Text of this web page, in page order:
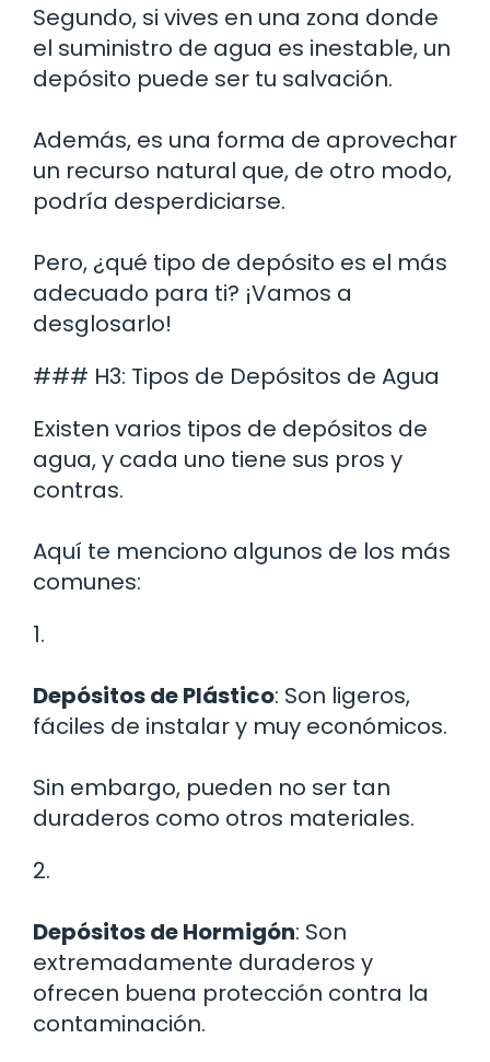
Segundo, si vives en una zona donde
el suministro de agua es inestable, un
depósito puede ser tu salvación.
Además, es una forma de aprovechar
un recurso natural que, de otro modo,
podría desperdiciarse.
Pero, ¿qué tipo de depósito es el más
adecuado para ti? ¡Vamos a
desglosarlo!
### H3: Tipos de Depósitos de Agua
Existen varios tipos de depósitos de
agua, y cada uno tiene sus pros y
contras.
Aquí te menciono algunos de los más
comunes:
1.
Depósitos de Plástico: Son ligeros,
fáciles de instalar y muy económicos.
Sin embargo, pueden no ser tan
duraderos como otros materiales.
2.
Depósitos de Hormigón: Son
extremadamente duraderos y
ofrecen buena protección contra la
contaminación.